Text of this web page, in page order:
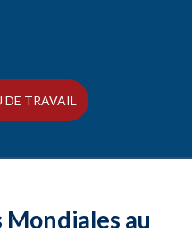
DE TRAVAIL
au